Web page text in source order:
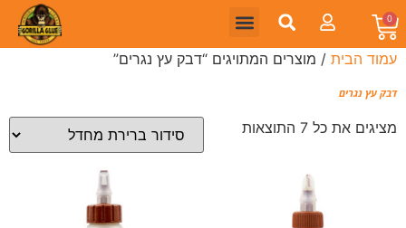
0
עמוד הבית / מוצרים המתויגים “דבק עץ נגרים”
דבק עץ נגרים
מציגים את כל ⁦7⁩ התוצאות